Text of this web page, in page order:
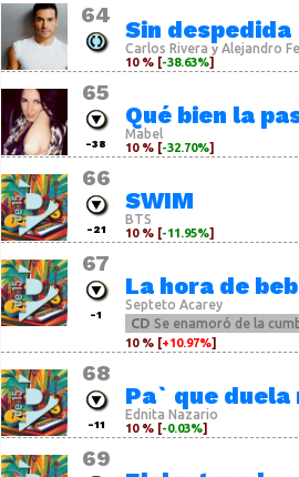
64
Sin despedida
Carlos Rivera y Alejandro
10 % [-38.63%]
65
-38
Qué bien la
Mabel
10 % [-32.70%]
66
-21
SWIM
BTS
10 % [-11.95%]
67
-1
La hora de
Septeto Acarey
CD Se enamoró de la
10 % [+10.97%]
68
-11
Pa` que duela
Ednita Nazario
10 % [-0.03%]
69